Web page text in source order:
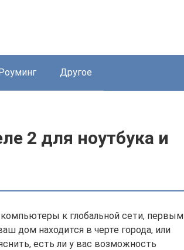
Другое
2 для ноутбука и
к глобальной сети, первым
дом находится в черте города, или
есть ли у вас возможность